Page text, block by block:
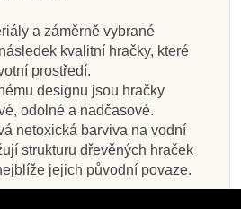
a záměrně vybrané
kvalitní hračky, které
prostředí.
designu jsou hračky
odolné a nadčasové.
netoxická barviva na vodní
strukturu dřevěných hraček
jejich původní povaze.